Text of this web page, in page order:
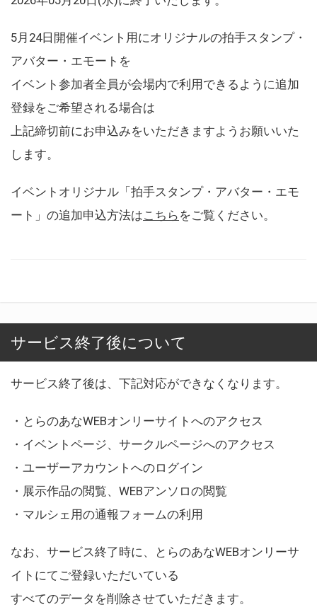
5月24日開催イベント用にオリジナルの拍手スタンプ・
アバター・エモートを
イベント参加者全員が会場内で利用できるように追加
登録をご希望される場合は
上記締切前にお申込みをいただきますようお願いいた
します。
イベントオリジナル「拍手スタンプ・アバター・エモ
ート」の追加申込方法はこちら をご覧ください。
サービス終了後について
サービス終了後は、下記対応ができなくなります。
・とらのあなWEBオンリーサイトへのアクセス
・イベントページ、サークルページへのアクセス
・ユーザーアカウントへのログイン
・展示作品の閲覧、WEBアンソロの閲覧
・マルシェ用の通報フォームの利用
なお、サービス終了時に、とらのあなWEBオンリーサ
イトにてご登録いただいている
すべてのデータを削除させていただきます。